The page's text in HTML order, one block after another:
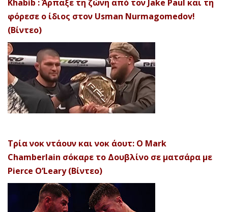
Khabib : Άρπαξε τη ζώνη από τον Jake Paul και τη
φόρεσε ο ίδιος στον Usman Nurmagomedov!
(Βίντεο)
Τρία νοκ ντάουν και νοκ άουτ: Ο Mark
Chamberlain σόκαρε το Δουβλίνο σε ματσάρα με
Pierce O’Leary (Βίντεο)